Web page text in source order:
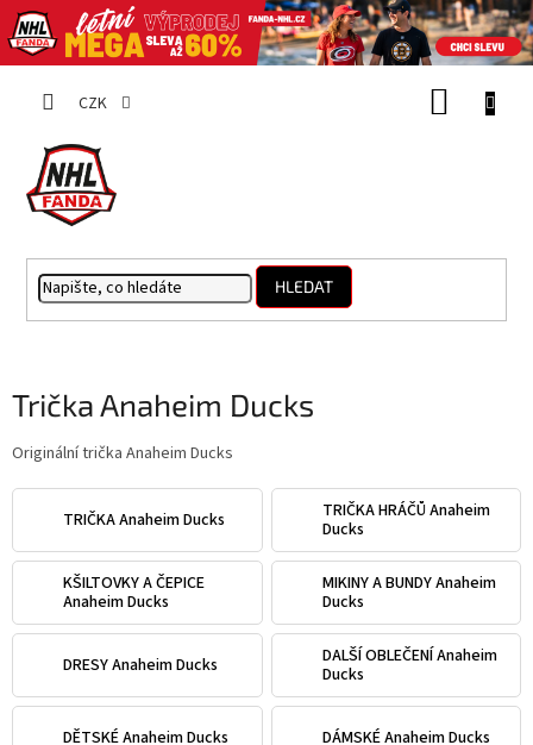
CZK
HLEDAT
Trička Anaheim Ducks
Originální trička Anaheim Ducks
TRIČKA Anaheim Ducks
TRIČKA HRÁČŮ Anaheim
Ducks
KŠILTOVKY A ČEPICE
Anaheim Ducks
MIKINY A BUNDY Anaheim
Ducks
DRESY Anaheim Ducks
DALŠÍ OBLEČENÍ Anaheim
Ducks
DĚTSKÉ Anaheim Ducks DÁMSKÉ Anaheim Ducks